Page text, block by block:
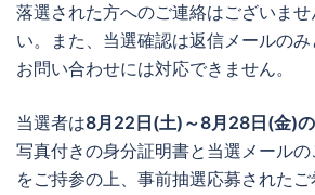
落選された方へのご連絡はございま
い。また、当選確認は返信メールの
お問い合わせには対応できません。
当選者は8月22日(土)～8月28日(金)
写真付きの身分証明書と当選メール
をご持参の上、事前抽選応募された